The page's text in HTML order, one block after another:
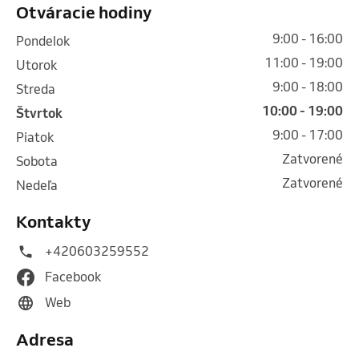
Otváracie hodiny
pondelok
9:00 - 16:00
utorok
11:00 - 19:00
streda
9:00 - 18:00
štvrtok
10:00 - 19:00
piatok
9:00 - 17:00
sobota
Zatvorené
nedeľa
Zatvorené
Kontakty
+420603259552
Facebook
Web
Adresa